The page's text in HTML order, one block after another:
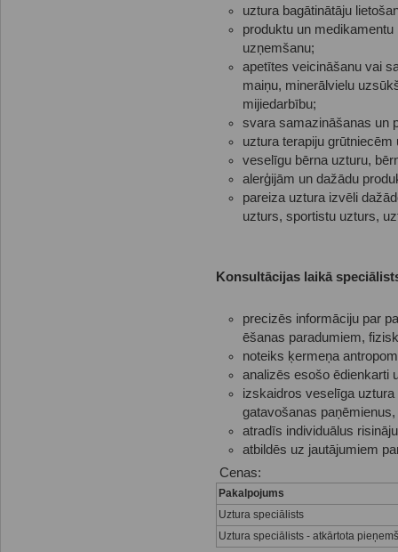
uztura bagātinātāju
produktu un
uzņemšanu;
apetītes veicināšanu vai
maiņu, minerālvielu
mijiedarbību;
svara samazināšanas un
uztura terapiju
veselīgu bērna uzturu,
alerģijām un dažādu
pareiza uztura izvēli
uzturs, sportistu uzturs,
Konsultācijas laikā
precizēs informāciju par
ēšanas paradumiem,
noteiks ķermeņa
analizēs esošo ēdienkarti
izskaidros veselīga
gatavošanas
atradīs individuālus
atbildēs uz jautājumiem
Cenas:
Pakalpojums
Uztura speciālists
Uztura speciālists - atkārtota